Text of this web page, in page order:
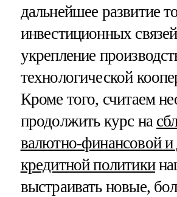
дальнейшее развитие
инвестиционных
укрепление
технологической
Кроме того, считаем
продолжить курс на
валютно-финансовой
кредитной политики
выстраивать новые,